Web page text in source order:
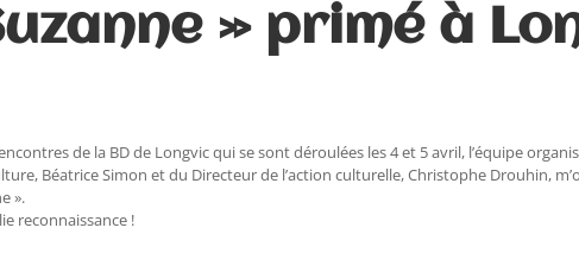
» primé à
de la BD de Longvic qui se sont déroulées les 4 et 5 avril, l’équipe
Béatrice Simon et du Directeur de l’action culturelle, Christophe Drouhin,
».
reconnaissance !